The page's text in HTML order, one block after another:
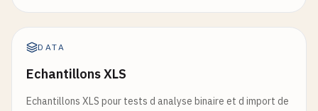
DATA
Echantillons XLS
Echantillons XLS pour tests d analyse binaire et d import de